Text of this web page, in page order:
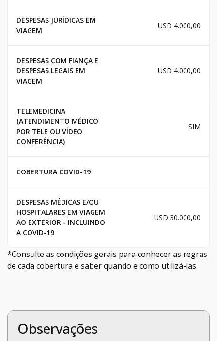
DESPESAS JURÍDICAS EM
VIAGEM
USD 4.000,00
DESPESAS COM FIANÇA E
DESPESAS LEGAIS EM
VIAGEM
USD 4.000,00
TELEMEDICINA
(ATENDIMENTO MÉDICO
POR TELE OU VÍDEO
CONFERÊNCIA)
SIM
COBERTURA COVID-19
DESPESAS MÉDICAS E/OU
HOSPITALARES EM VIAGEM
AO EXTERIOR - INCLUINDO
A COVID-19
USD 30.000,00
*Consulte as condições gerais para conhecer as regras
de cada cobertura e saber quando e como utilizá-las.
Observações